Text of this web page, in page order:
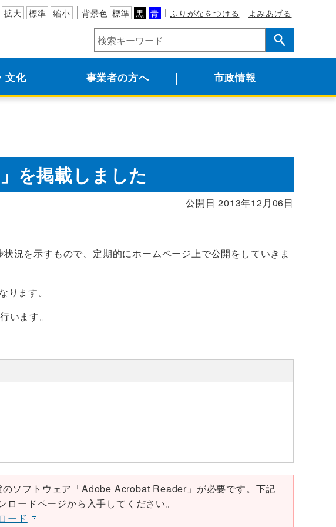
拡大 標準 縮小 背景色 標準 黒 青 ふりがなをつける よみあげる
文化 事業者の方へ 市政情報
を掲載しました
公開日 2013年12月06日
況を示すもので、定期的にホームページ上で公開をしていきま
ます。
います。
ソフトウェア「Adobe Acrobat Reader」が必要です。下記
ードページから入手してください。
ード